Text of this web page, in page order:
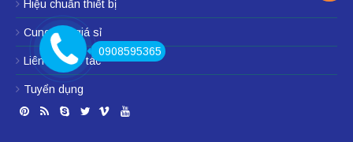
Hiệu chuẩn thiết bị
Cung cấp giá sỉ
Liên hệ hợp tác
Tuyển dụng
0908595365